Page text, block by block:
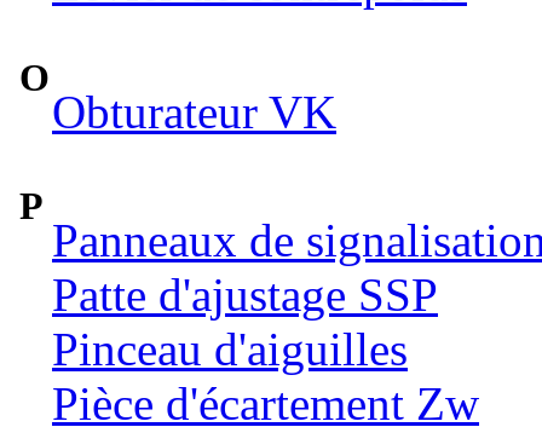
O
Obturateur VK
P
Panneaux de
Patte d'ajustage SSP
Pinceau d'aiguilles
Pièce d'écartement Zw